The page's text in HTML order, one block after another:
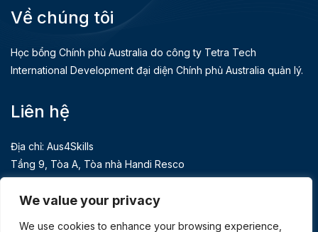
We value your privacy
We use cookies to enhance your browsing experience,
Về chúng tôi
Học bổng Chính phủ Australia do công ty Tetra Tech
International Development đại diện Chính phủ Australia quản lý.
Liên hệ
Địa chỉ: Aus4Skills
Tầng 9, Tòa A, Tòa nhà Handi Resco
Điện thoại: 84 24 3939 3991